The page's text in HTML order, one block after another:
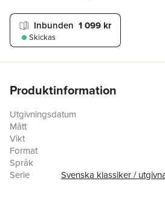
Inbunden 1 099 kr
Skickas
Produktinformation
Utgivningsdatum
Mått
Vikt
Format
Språk
Serie
Svenska klassiker /